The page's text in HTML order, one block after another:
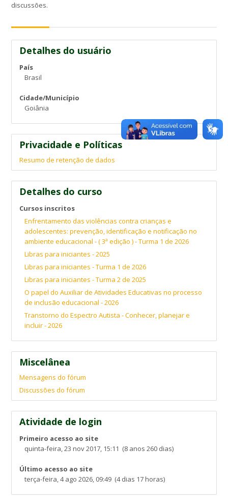
discussões.
Detalhes do usuário
País
Brasil
Cidade/Município
Goiânia
Privacidade e Políticas
Resumo de retenção de dados
Detalhes do curso
Cursos inscritos
Enfrentamento das violências contra crianças e
adolescentes: prevenção, identificação e notificação no
ambiente educacional - ( 3ª edição ) - Turma 1 de 2026
Libras para iniciantes - 2025
Libras para iniciantes - Turma 1 de 2026
Libras para iniciantes - Turma 2 de 2025
O papel do Auxiliar de Atividades Educativas no processo
de inclusão educacional - 2026
Transtorno do Espectro Autista - Conhecer, planejar e
incluir - 2026
Miscelânea
Mensagens do fórum
Discussões do fórum
Atividade de login
Primeiro acesso ao site
quinta-feira, 23 nov 2017, 15:11 (8 anos 260 dias)
Último acesso ao site
terça-feira, 4 ago 2026, 09:49 (4 dias 17 horas)